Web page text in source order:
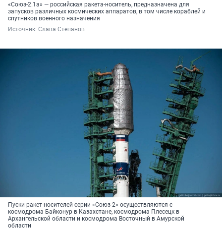
«Союз-2.1а» — российская ракета-носитель, предназначена для
запусков различных космических аппаратов, в том числе кораблей и
спутников военного назначения
Источник: Слава Степанов
Пуски ракет-носителей серии «Союз-2» осуществляются с
космодрома Байконур в Казахстане, космодрома Плесецк в
Архангельской области и космодрома Восточный в Амурской
области